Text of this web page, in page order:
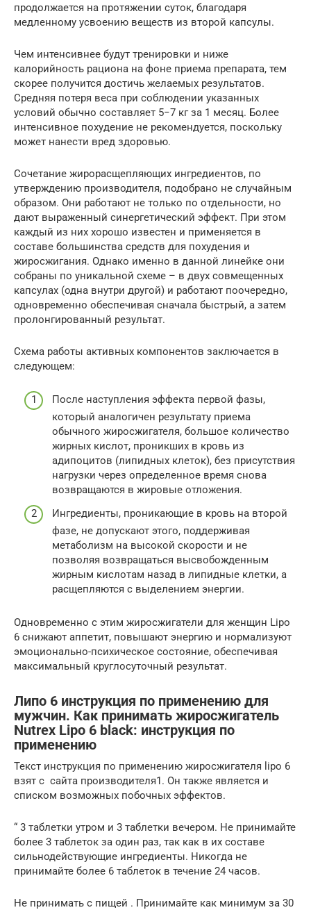
продолжается на протяжении суток, благодаря
медленному усвоению веществ из второй капсулы.
Чем интенсивнее будут тренировки и ниже
калорийность рациона на фоне приема препарата, тем
скорее получится достичь желаемых результатов.
Средняя потеря веса при соблюдении указанных
условий обычно составляет 5−7 кг за 1 месяц. Более
интенсивное похудение не рекомендуется, поскольку
может нанести вред здоровью.
Сочетание жирорасщепляющих ингредиентов, по
утверждению производителя, подобрано не случайным
образом. Они работают не только по отдельности, но
дают выраженный синергетический эффект. При этом
каждый из них хорошо известен и применяется в
составе большинства средств для похудения и
жиросжигания. Однако именно в данной линейке они
собраны по уникальной схеме – в двух совмещенных
капсулах (одна внутри другой) и работают поочередно,
одновременно обеспечивая сначала быстрый, а затем
пролонгированный результат.
Схема работы активных компонентов заключается в
следующем:
После наступления эффекта первой фазы,
который аналогичен результату приема
обычного жиросжигателя, большое количество
жирных кислот, проникших в кровь из
адипоцитов (липидных клеток), без присутствия
нагрузки через определенное время снова
возвращаются в жировые отложения.
Ингредиенты, проникающие в кровь на второй
фазе, не допускают этого, поддерживая
метаболизм на высокой скорости и не
позволяя возвращаться высвобожденным
жирным кислотам назад в липидные клетки, а
расщепляются с выделением энергии.
Одновременно с этим жиросжигатели для женщин Lipo
6 снижают аппетит, повышают энергию и нормализуют
эмоционально-психическое состояние, обеспечивая
максимальный круглосуточный результат.
Липо 6 инструкция по применению для
мужчин. Как принимать жиросжигатель
Nutrex Lipo 6 black: инструкция по
применению
Текст инструкция по применению жиросжигателя lipo 6
взят с сайта производителя1. Он также является и
списком возможных побочных эффектов.
“ 3 таблетки утром и 3 таблетки вечером. Не принимайте
более 3 таблеток за один раз, так как в их составе
сильнодействующие ингредиенты. Никогда не
принимайте более 6 таблеток в течение 24 часов.
Не принимать с пищей . Принимайте как минимум за 30